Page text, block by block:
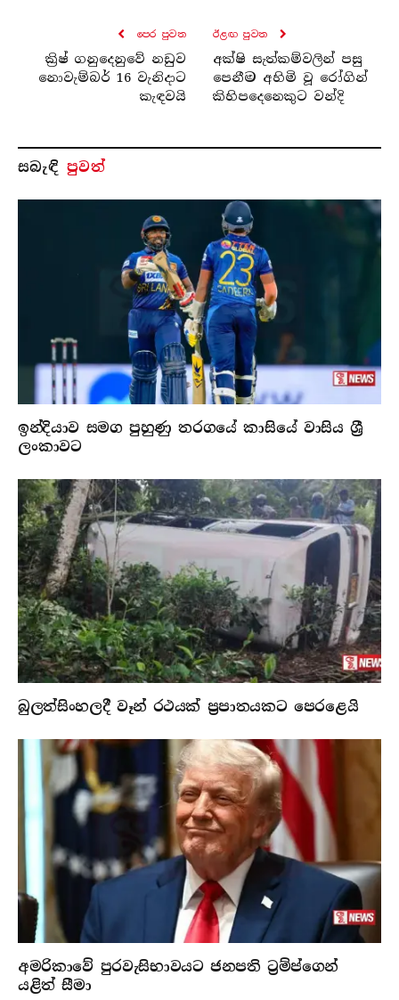
පෙර පුව​ත
ක්‍රිෂ් ගනුදෙනුවේ නඩුව
නොවැම්බර් 16 වැනිදාට
කැඳවයි
ඊළඟ පුව​ත
අක්ෂි සැත්කම්වලින් පසු
පෙනීම අහිමි වූ රෝගින්
කිහිපදෙනෙකුට වන්දි
සබැ​ඳි පුවත්
ඉන්දියාව සමග පුහුණු තරගයේ කාසියේ වාසිය ශ්‍රී
ලංකාවට
බුලත්සිංහලදී වෑන් රථයක් ප්‍රපාතයකට පෙරළෙයි
අමරිකාවේ පුරවැසිභාවයට ජනපති ට්‍රම්ප්ගෙන්
යළිත් සීමා